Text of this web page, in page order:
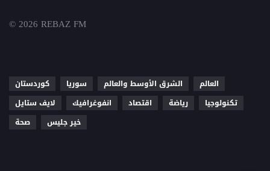
© 2026 REBAZ FM
كوردستان سوريا الشرق الأوسط والعالم
العالم
لايف ستايل
انفوغرافيك اقتصاد رياضة
تكنولوجيا
صحة
خير جليس